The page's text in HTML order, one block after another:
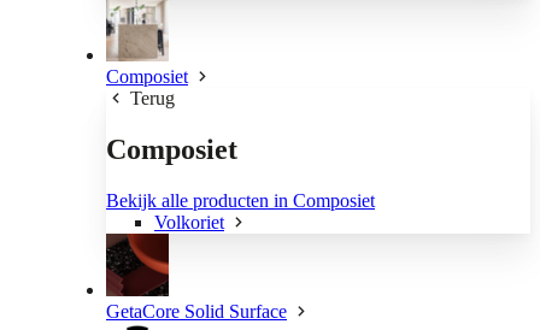
Composiet
Terug
Composiet
Bekijk alle producten in Composiet
Volkoriet
GetaCore Solid Surface